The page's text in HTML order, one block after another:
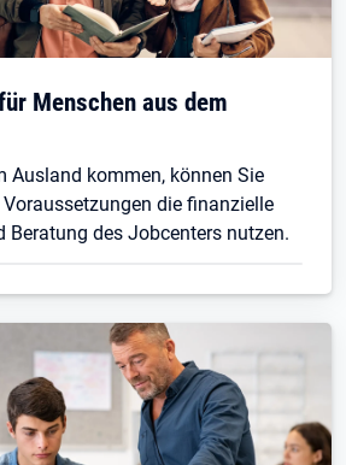
Menschen aus dem
Ausland kommen, können Sie
die finanzielle
Beratung des Jobcenters nutzen.